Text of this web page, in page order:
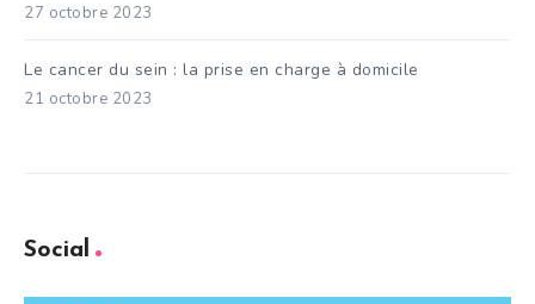
27 octobre 2023
Le cancer du sein : la prise en charge à domicile
21 octobre 2023
Social